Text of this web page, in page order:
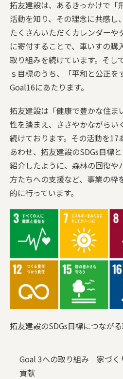
拓友建設は、あるきっかけで「
活動を知り、その理念に共感し
たくさんいただくカレンダーや
に寄付することで、車いすの購
取り組みを続けています。そし
ｓ目標のうち、「平和と公正を
Goal16にあたります。
拓友建設は「健康で豊かな住ま
性を踏まえ、ささやかながらい
続けております。その活動を17
あわせ、拓友建設のSDGs目標
紹介したように、森林の回復や
方たちへの支援など、事業の枠
的に行っています。
拓友建設のSDGs目標につながる
Goal 3への取り組み 家づく
貢献